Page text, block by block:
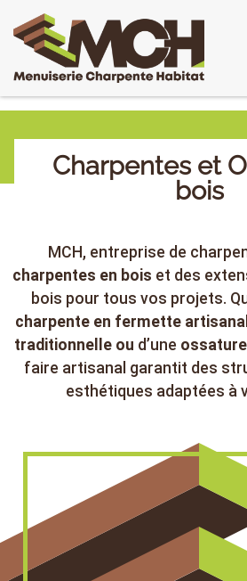
Charpentes et
bois
MCH, entreprise de
charpentes en bois et des
bois pour tous vos projets.
charpente en fermette
traditionnelle ou d’une
faire artisanal garantit des
esthétiques adaptées à